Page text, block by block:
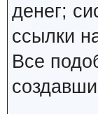
денег;
ссылки
Все